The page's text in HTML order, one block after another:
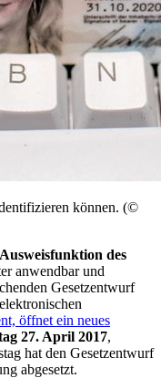
können. (©
des
anwendbar und
Gesetzentwurf
öffnet ein neues
27. April 2017,
hat den Gesetzentwurf
abgesetzt.